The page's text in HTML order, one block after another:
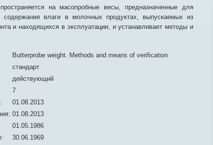
на масопробные весы, предназначенные для
содержания влаги в молочных продуктах, выпускаемых из
и находящихся в эксплуатации, и устанавливает методы и
Butterprobe weight. Methods and means of verification
стандарт
действующий
7
01.08.2013
01.08.2013
01.05.1986
30.06.1969